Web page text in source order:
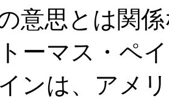
意思とは関
ーマス・ペ
ンは、アメ